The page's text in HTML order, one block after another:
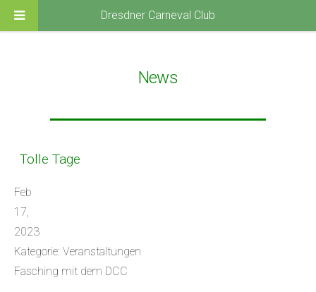
News
Tolle Tage
Feb
17,
2023
Kategorie: Veranstaltungen
Fasching mit dem DCC
Dresdner Carneval Club